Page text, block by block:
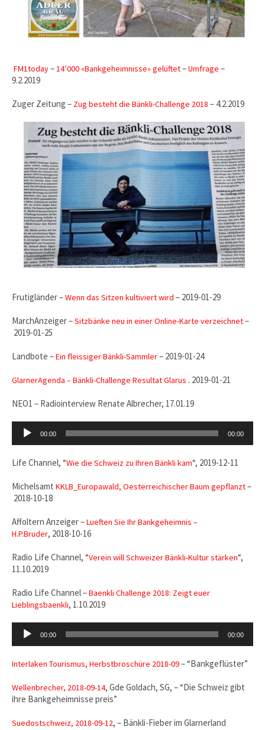
FM1today– 14’000 «Bankgeheimnisse» gelüftet–Umfrage –
9.2.2019
Zuger Zeitung – Zug besteht die Bänkli-Challenge 2018 – 4.2.2019
Frutigländer –Wenn das Sitzen kultiviert wird – 2019-01-29
MarchAnzeiger –Sitzbänke neu in einer Online-Karte verzeichnet–
2019-01-25
Landbote –Ein fleissiger Bänkli-Sammler– 2019-01-24
GlarnerAgenda – Bänkli-Challenge Resultat Glarus . 2019-01-21
NEO1 – Radiointerview Renate Albrecher, 17.01.19
Audio-
Player
00:00 00:00
Life Channel, “Wie die Schweiz zu Ihren Bänkli kam“, 2019-12-11
MichelsamtKKLB_Europawald, Oesterreichischer Baum gepflanzt–
2018-10-18
Affoltern Anzeiger –Lueften Sie Ihr Bankgeheimnis –
H.P.Bruder, 2018-10-16
Radio Life Channel, “Verein will Schweizer Bänkli-Kultur stärken“,
11.10.2019
Radio Life Channel –Baenkli Challenge 2018: Zeigt euer
Lieblingsbaenkli, 1.10.2019
Audio-
Player
00:00 00:00
Interlaken Tourismus, Herbstbroschüre 2018-09– “Bankgeflüster”
Wellenbrecher, 2018-09-14, Gde Goldach, SG, – “Die Schweiz gibt
ihre Bankgeheimnisse preis”
Suedostschweiz, 2018-09-12, – Bänkli-Fieber im Glarnerland